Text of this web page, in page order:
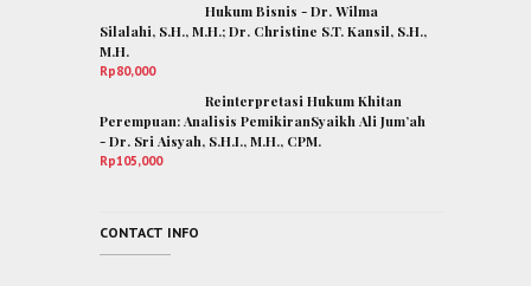
Hukum Bisnis - Dr. Wilma
Silalahi, S.H., M.H.; Dr. Christine S.T. Kansil, S.H.,
M.H.
Rp80,000
Reinterpretasi Hukum Khitan
Perempuan: Analisis PemikiranSyaikh Ali Jum’ah
- Dr. Sri Aisyah, S.H.I., M.H., CPM.
Rp105,000
CONTACT INFO